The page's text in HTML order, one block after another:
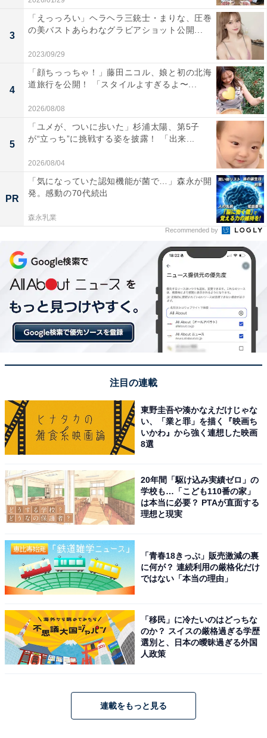
3
「えっっろい」ヘラヘラ三銃士・まりな、圧巻
の美バストあらわなグラビアショット公開...
2023/09/29
4
「顔ちっっちゃ！」藤田ニコル、娘と初の北海
道旅行を公開！ 「スタイルよすぎるよ〜...
2026/08/08
5
「ユメが、ついに歩いた」杉浦太陽、第5子
が“立っち”に挑戦する姿を披露！ 「出来...
2026/08/04
PR
「気になっていた認知機能が菌で…」森永が開
発。感動の70代続出
森永乳業
Recommended by
注目の連載
東野圭吾や湊かなえだけじゃな
い、「業と罪」を描く『映画ち
いかわ』から強く連想した映画
8選
20年間「駆け込み実績ゼロ」の
学校も…「こども110番の家」
は本当に必要？ PTAが直面する
理想と現実
「青春18きっぷ」販売激減の裏
に何が？ 連続利用の厳格化だけ
ではない「本当の理由」
「移民」に冷たいのはどっちな
のか？ スイスの厳格過ぎる学歴
選別と、日本の曖昧過ぎる外国
人政策
連載をもっと見る